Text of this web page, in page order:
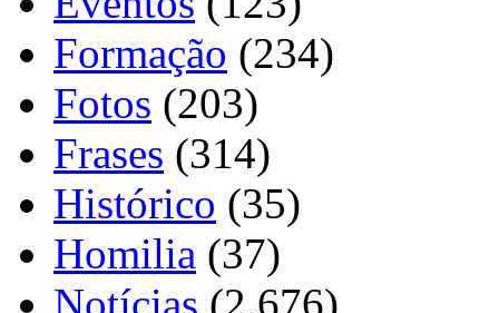
Formação (234)
Fotos (203)
Frases (314)
Histórico (35)
Homilia (37)